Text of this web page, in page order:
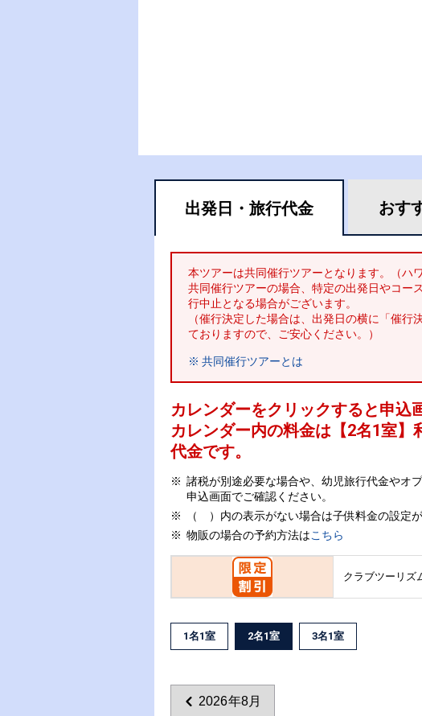
出発日・ 旅行代金 おす
本ツアーは共同催行ツアーとなります。（ハ
共同催行ツアーの場合、特定の出発日やコー
行中止となる場合がございます。
（催行決定した場合は、出発日の横に「催
ておりますので、ご安心ください。）
※ 共同催行ツアーとは
カレンダーをクリックすると申込
カレンダー内の料金は 【2名1室】
代金です。
諸税が別途必要な場合や、幼児旅行代金やオ
申込画面でご確認ください。
（ ）内の表示がない場合は子供料金の設定が
物販の場合の予約方法はこちら
クラブツーリズ
1名1室 2名1室 3名1室
2026年8月